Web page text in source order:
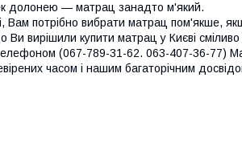
долонею — матрац занадто м'який.
потрібно вибрати матрац пом'якше,
вирішили купити матрац у Києві
(067-789-31-62. 063-407-36-77)
часом і нашим багаторічним